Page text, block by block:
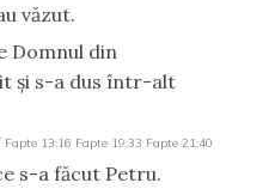
văzut.
Domnul din
şi s-a dus într-alt
Fapte 13:16 Fapte 19:33 Fapte 21:40
s-a făcut Petru.